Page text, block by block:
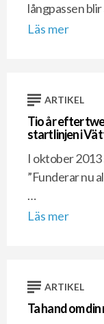
långpassen
Läs mer
ARTIKEL
Tio år efter
startlinjen i
I oktober
”Funderar nu
…
Läs mer
ARTIKEL
Ta hand om